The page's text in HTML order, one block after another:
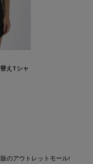
えTシャ
のアウトレットモール!